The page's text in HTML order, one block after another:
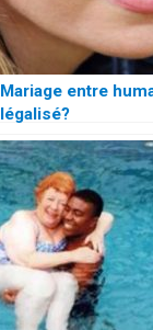
Mariage entre
légalisé?